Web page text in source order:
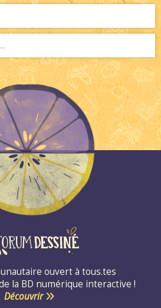
ouvert à tous.tes
la BD numérique interactive !
Découvrir